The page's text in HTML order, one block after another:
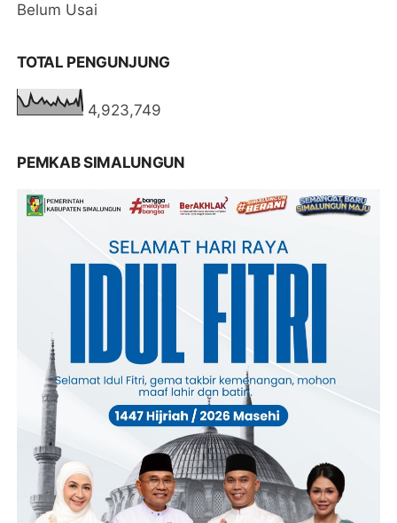
Belum Usai
TOTAL PENGUNJUNG
4,923,749
PEMKAB SIMALUNGUN